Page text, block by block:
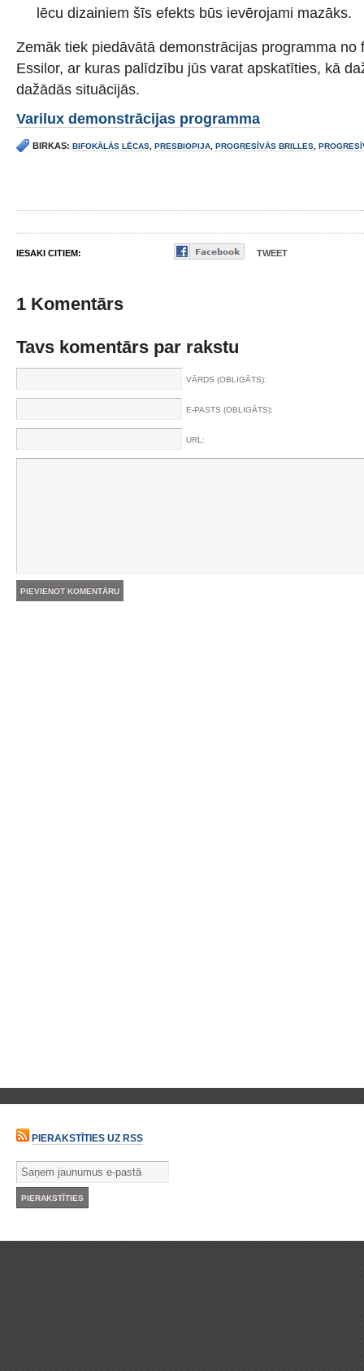
lēcu dizainiem šīs efekts būs ievērojami mazāks.
Zemāk tiek piedāvātā demonstrācijas programma no
Essilor, ar kuras palīdzību jūs varat apskatīties, kā
dažādās situācijās.
Varilux demonstrācijas programma
BIRKAS: BIFOKĀLĀS LĒCAS PRESBIOPIJA PROGRESĪVĀS BRILLES
IESAKI CITIEM: TWEET
1 Komentārs
Tavs komentārs par rakstu
VĀRDS (OBLIGĀTS):
E-PASTS (OBLIGĀTS):
URL:
PIERAKSTĪTIES UZ RSS